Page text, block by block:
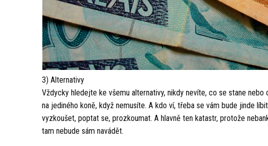
3) Alternativy
Vždycky hledejte ke všemu alternativy, nikdy nevíte, co se stane
na jediného koně, když nemusíte. A kdo ví, třeba se vám bude jinde
vyzkoušet, poptat se, prozkoumat. A hlavně ten katastr, protože
tam nebude sám navádět.